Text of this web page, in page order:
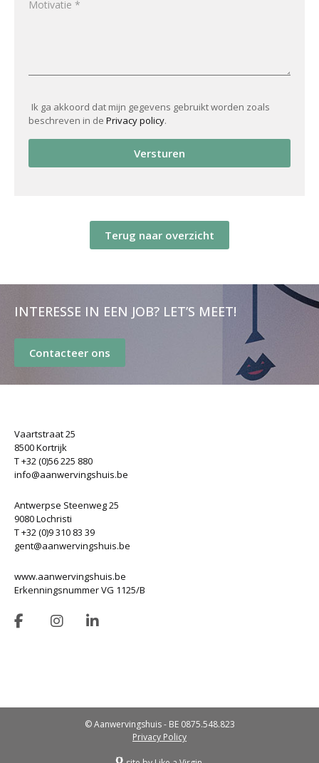
Ik ga akkoord dat mijn gegevens gebruikt worden zoals
beschreven in de Privacy policy.
Versturen
Terug naar overzicht
INTERESSE IN EEN JOB? LET’S MEET!
Contacteer ons
Vaartstraat 25
8500 Kortrijk
T +32 (0)56 225 880
info@aanwervingshuis.be
Antwerpse Steenweg 25
9080 Lochristi
T +32 (0)9 310 83 39
gent@aanwervingshuis.be
www.aanwervingshuis.be
Erkenningsnummer VG 1125/B
© Aanwervingshuis - BE 0875.548.823
Privacy Policy